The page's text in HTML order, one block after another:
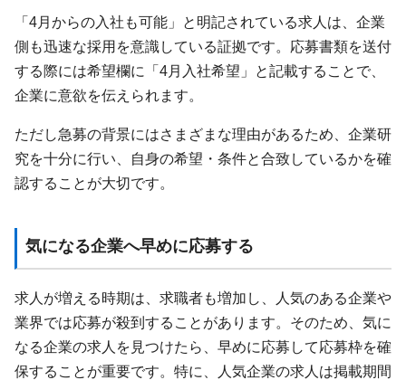
「4月からの入社も可能」と明記されている求人は、企業
側も迅速な採用を意識している証拠です。応募書類を送付
する際には希望欄に「4月入社希望」と記載することで、
企業に意欲を伝えられます。
ただし急募の背景にはさまざまな理由があるため、企業研
究を十分に行い、自身の希望・条件と合致しているかを確
認することが大切です。
気になる企業へ早めに応募する
求人が増える時期は、求職者も増加し、人気のある企業や
業界では応募が殺到することがあります。そのため、気に
なる企業の求人を見つけたら、早めに応募して応募枠を確
保することが重要です。特に、人気企業の求人は掲載期間